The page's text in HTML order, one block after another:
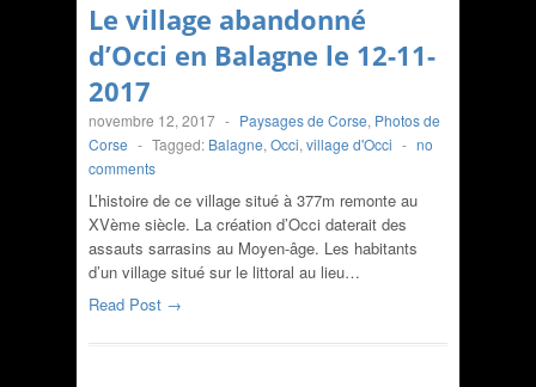
Le village abandonné
d’Occi en Balagne le 12-11-
2017
novembre 12, 2017 - Paysages de Corse, Photos de
Corse - Tagged: Balagne, Occi, village d'Occi - no
comments
L’histoire de ce village situé à 377m remonte au
XVème siècle. La création d’Occi daterait des
assauts sarrasins au Moyen-âge. Les habitants
d’un village situé sur le littoral au lieu…
Read Post →